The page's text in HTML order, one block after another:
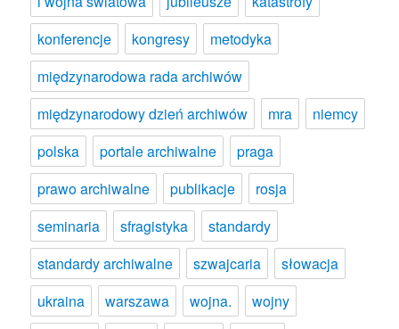
konferencje
kongresy
metodyka
międzynarodowa rada archiwów
międzynarodowy dzień archiwów
mra
niemcy
polska
portale archiwalne
praga
prawo archiwalne
publikacje
rosja
seminaria
sfragistyka
standardy
standardy archiwalne
szwajcaria
słowacja
ukraina
warszawa wojna.
wojny